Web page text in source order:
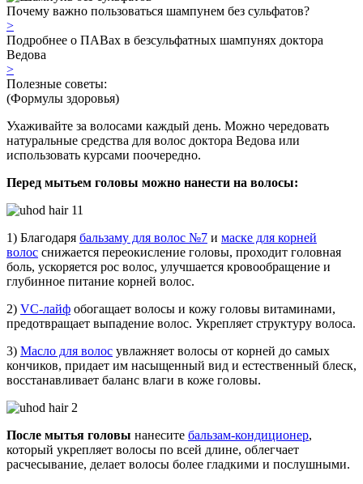
Почему важно пользоваться шампунем без сульфатов?
>
Подробнее о ПАВах в безсульфатных шампунях доктора
Ведова
>
Полезные советы:
(Формулы здоровья)
Ухаживайте за волосами каждый день. Можно чередовать
натуральные средства для волос доктора Ведова или
использовать курсами поочередно.
Перед мытьем головы можно нанести на волосы:
1) Благодаря бальзаму для волос №7 и маске для корней
волос снижается переокисление головы, проходит головная
боль, ускоряется рос волос, улучшается кровообращение и
глубинное питание корней волос.
2) VC-лайф обогащает волосы и кожу головы витаминами,
предотвращает выпадение волос. Укрепляет структуру волоса.
3) Масло для волос увлажняет волосы от корней до самых
кончиков, придает им насыщенный вид и естественный блеск,
восстанавливает баланс влаги в коже головы.
После мытья головы нанесите бальзам-кондиционер,
который укрепляет волосы по всей длине, облегчает
расчесывание, делает волосы более гладкими и послушными.